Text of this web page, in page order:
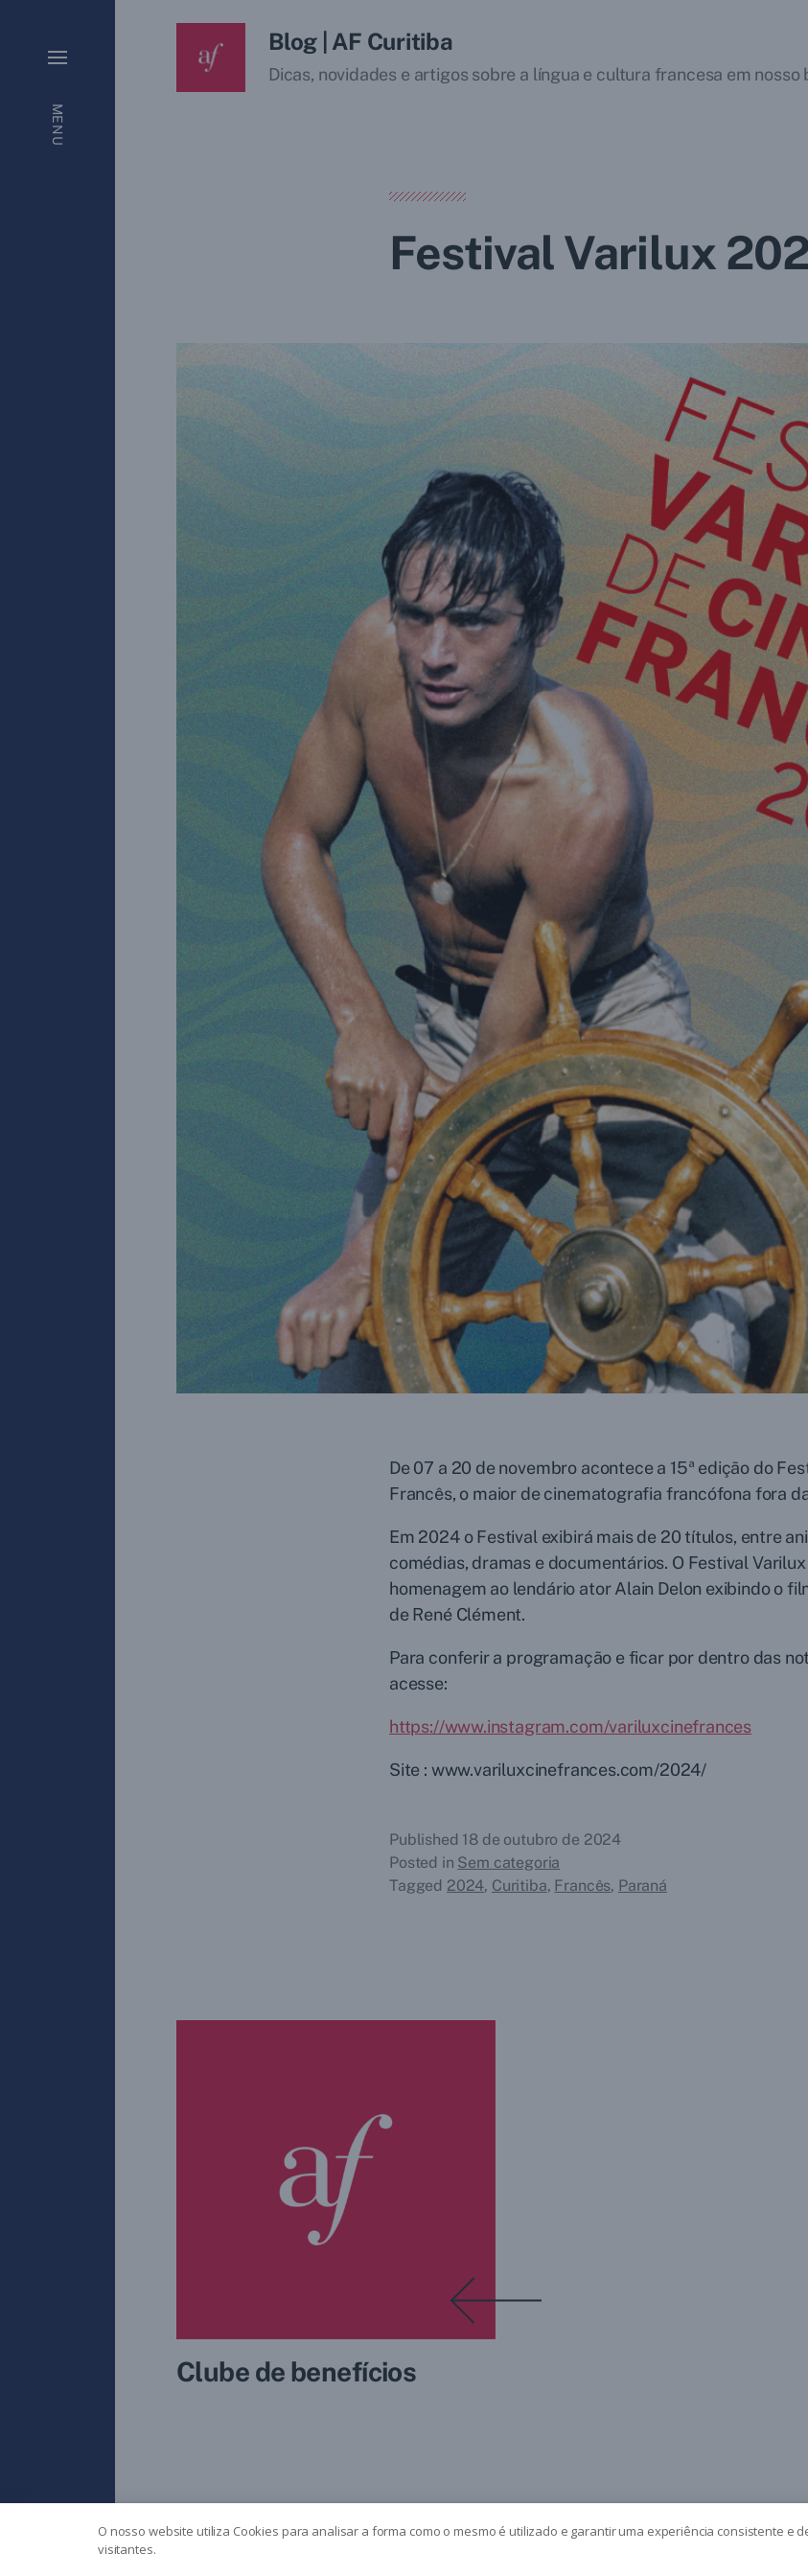
MENU
Blog | AF Curitiba
Dicas, novidades e artigos sobre a língua e cultura francesa em nosso
Festival Varilux
De 07 a 20 de novembro acontece a 15ª edição do
Francês, o maior de cinematografia francófona fora
Em 2024 o Festival exibirá mais de 20 títulos, entre
comédias, dramas e documentários. O Festival
homenagem ao lendário ator Alain Delon exibindo o
de René Clément.
Para conferir a programação e ficar por dentro das
acesse:
https://www.instagram.com/variluxcinefrances
Site : www.variluxcinefrances.com/2024/
Published 18 de outubro de 2024
Posted in Sem categoria
Tagged 2024, Curitiba, Francês, Paraná
Clube de benefícios
© 2026 Blog | AF Curitiba Anders Norén
O nosso website utiliza Cookies para analisar a forma como o mesmo é utilizado e garantir uma experiência consistente e
visitantes.